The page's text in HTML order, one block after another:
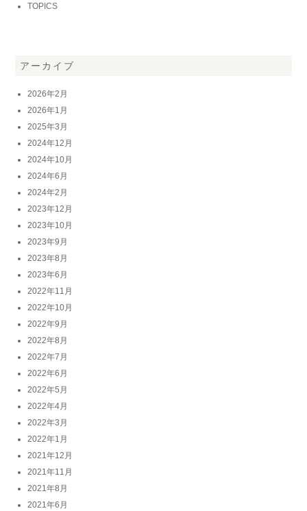
TOPICS
アーカイブ
2026年2月
2026年1月
2025年3月
2024年12月
2024年10月
2024年6月
2024年2月
2023年12月
2023年10月
2023年9月
2023年8月
2023年6月
2022年11月
2022年10月
2022年9月
2022年8月
2022年7月
2022年6月
2022年5月
2022年4月
2022年3月
2022年1月
2021年12月
2021年11月
2021年8月
2021年6月